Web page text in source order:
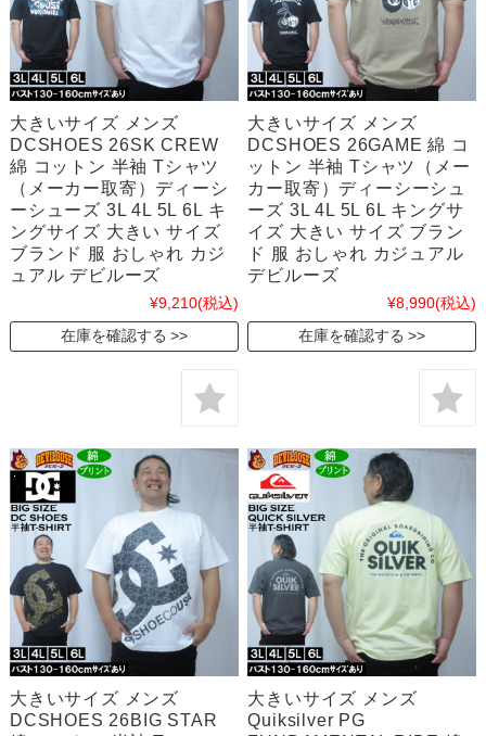
大きいサイズ メンズ
DCSHOES 26SK CREW
綿 コットン 半袖 Tシャツ
（メーカー取寄）ディーシ
ーシューズ 3L 4L 5L 6L キ
ングサイズ 大きい サイズ
ブランド 服 おしゃれ カジ
ュアル デビルーズ
¥9,210(税込)
在庫を確認する
大きいサイズ メンズ
DCSHOES 26GAME 綿 コ
ットン 半袖 Tシャツ（メー
カー取寄）ディーシーシュ
ーズ 3L 4L 5L 6L キングサ
イズ 大きい サイズ ブラン
ド 服 おしゃれ カジュアル
デビルーズ
¥8,990(税込)
在庫を確認する
大きいサイズ メンズ
DCSHOES 26BIG STAR
大きいサイズ メンズ
Quiksilver PG